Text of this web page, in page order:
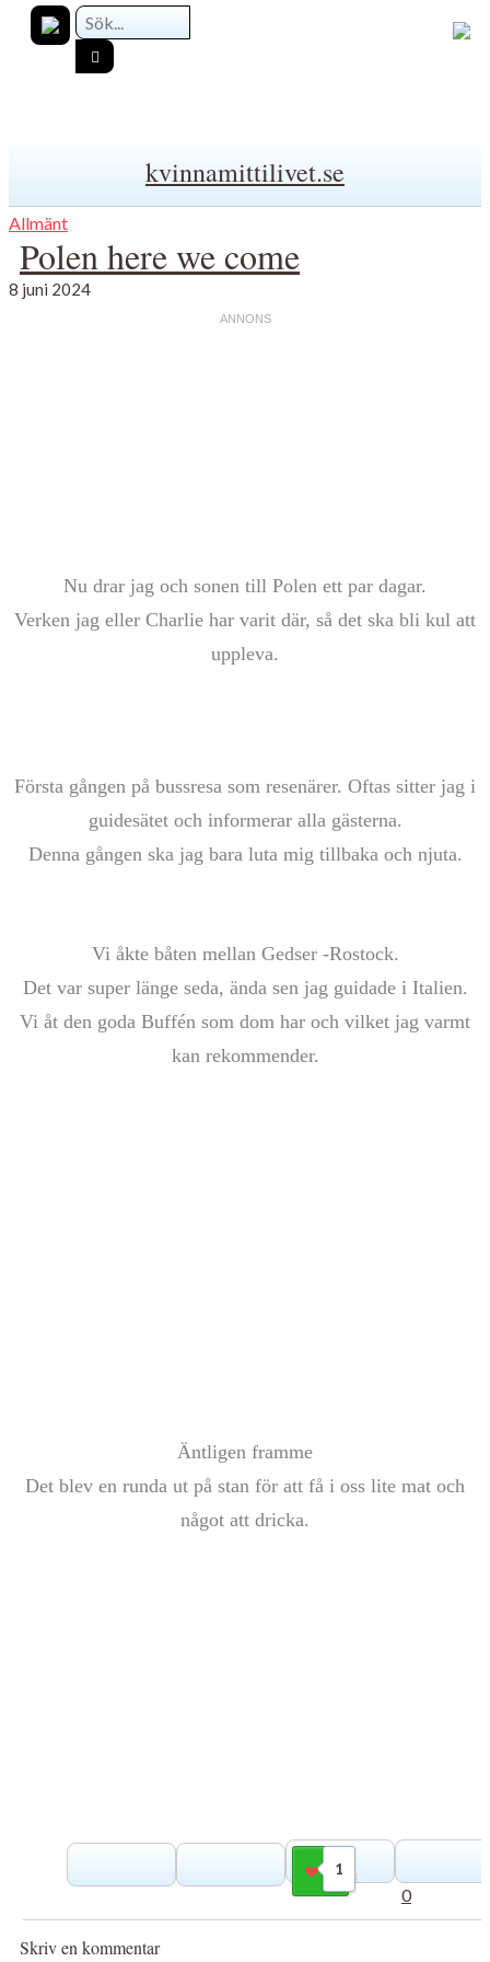
kvinnamittilivet.se
Allmänt
Polen here we come
8 juni 2024
Nu drar jag och sonen till Polen ett par dagar.
Verken jag eller Charlie har varit där, så det ska bli kul att
uppleva.
Första gången på bussresa som resenärer. Oftas sitter jag i
guidesätet och informerar alla gästerna.
Denna gången ska jag bara luta mig tillbaka och njuta.
Vi åkte båten mellan Gedser -Rostock.
Det var super länge seda, ända sen jag guidade i Italien.
Vi åt den goda Buffén som dom har och vilket jag varmt
kan rekommender.
Äntligen framme
Det blev en runda ut på stan för att få i oss lite mat och
något att dricka.
1
Gilla
0
Skriv en kommentar